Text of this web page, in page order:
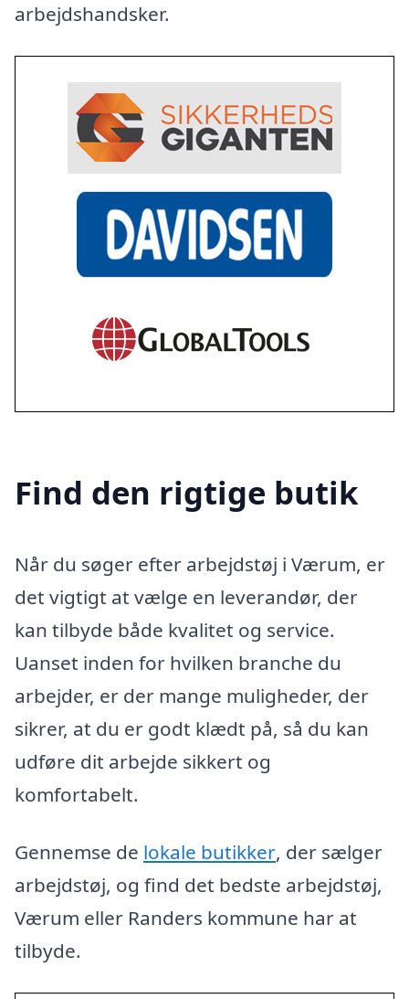
arbejdshandsker.
Find den rigtige butik
Når du søger efter arbejdstøj i Værum, er
det vigtigt at vælge en leverandør, der
kan tilbyde både kvalitet og service.
Uanset inden for hvilken branche du
arbejder, er der mange muligheder, der
sikrer, at du er godt klædt på, så du kan
udføre dit arbejde sikkert og
komfortabelt.
Gennemse de lokale butikker, der sælger
arbejdstøj, og find det bedste arbejdstøj,
Værum eller Randers kommune har at
tilbyde.